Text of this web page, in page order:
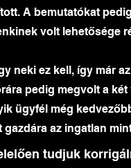
A bemutatókat
volt lehetősége
neki ez kell, így már
pedig megvolt a
ügyfél még
az ingatlan
tudjuk